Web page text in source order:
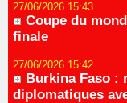
27/06/2026 15:43
Coupe du
finale
27/06/2026 15:42
Burkina Faso :
diplomatiques